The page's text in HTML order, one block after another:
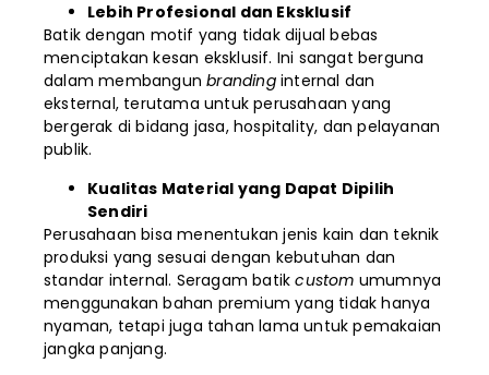
Lebih Profesional dan Eksklusif
Batik dengan motif yang tidak dijual bebas
menciptakan kesan eksklusif. Ini sangat berguna
dalam membangunbrandinginternal dan
eksternal, terutama untuk perusahaan yang
bergerak di bidang jasa, hospitality, dan pelayanan
publik.
Kualitas Material yang Dapat Dipilih
Sendiri
Perusahaan bisa menentukan jenis kain dan teknik
produksi yang sesuai dengan kebutuhan dan
standar internal. Seragam batikcustom umumnya
menggunakan bahan premium yang tidak hanya
nyaman, tetapi juga tahan lama untuk pemakaian
jangka panjang.